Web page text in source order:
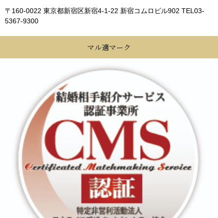
〒160-0022 東京都新宿区新宿4-1-22 新宿コムロビル902 TEL03-
5367-9300
マル適マーク